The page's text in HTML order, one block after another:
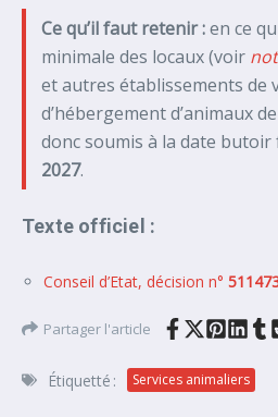
Ce qu’il faut retenir :en ce
minimale des locaux (voir
et autres établissements de
d’hébergement d’animaux
donc soumis à la date butoir
2027.
Texte officiel :
Conseil d’Etat, décision n°
Partager l'article
Étiquetté : Services animaliers